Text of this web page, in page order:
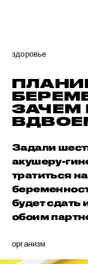
здоровье
ЗАЧЕМ
Задали
акушеру-
тратиться
будет сдать
обоим
организм